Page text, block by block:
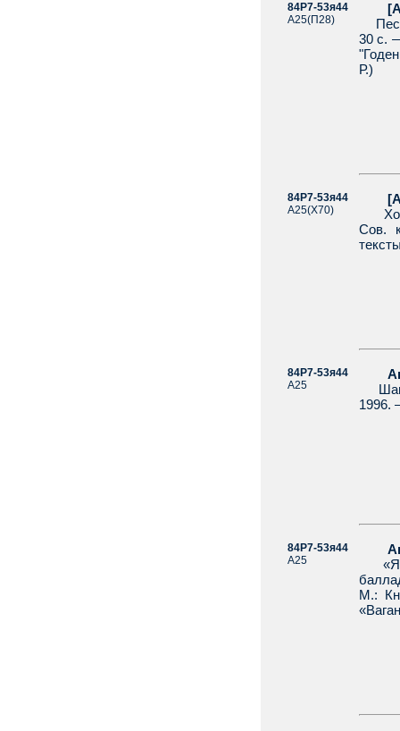
84Р7-53я44
А25(П28)
30 с.
Р.)
84Р7-53я44
А25(Х70)
Сов.
84Р7-53я44
А25
1996.
84Р7-53я44
А25
«Я в
М.: